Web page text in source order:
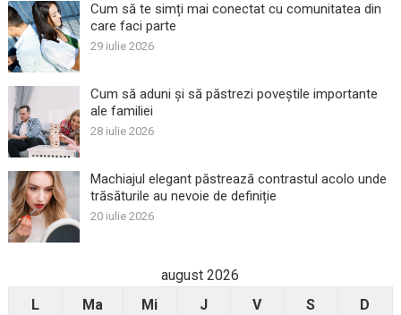
Cum să te simți mai conectat cu comunitatea din
care faci parte
29 iulie 2026
Cum să aduni și să păstrezi poveștile importante
ale familiei
28 iulie 2026
Machiajul elegant păstrează contrastul acolo unde
trăsăturile au nevoie de definiție
20 iulie 2026
august 2026
L
Ma Mi J V S D